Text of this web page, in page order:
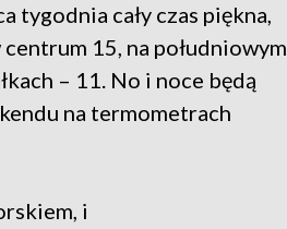
tygodnia cały czas piękna,
15, na południowym
– 11. No i noce będą
na termometrach
i